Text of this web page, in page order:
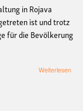
in Rojava
ist und trotz
für die Bevölkerung
Weiterlesen